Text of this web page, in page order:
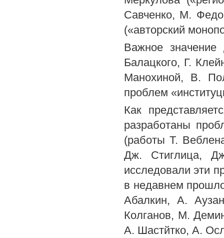
Савченко, М.
(«авторский
Важное
Балацкого, Г.
Манохиной, В.
проблем
Как
разработаны
(работы Т.
Дж. Стиглица,
исследовали эти
в недавнем
Абалкин, А.
Колганов, М.
А. Шастйтко, А.